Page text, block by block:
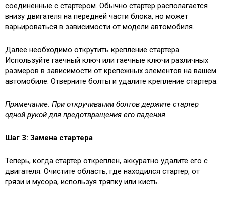
соединенные с стартером. Обычно стартер располагается
внизу двигателя на передней части блока, но может
варьироваться в зависимости от модели автомобиля.
Далее необходимо открутить крепление стартера.
Используйте гаечный ключ или гаечные ключи различных
размеров в зависимости от крепежных элементов на вашем
автомобиле. Отверните болты и удалите крепление стартера.
Примечание: При откручивании болтов держите стартер
одной рукой для предотвращения его падения.
Шаг 3: Замена стартера
Теперь, когда стартер откреплен, аккуратно удалите его с
двигателя. Очистите область, где находился стартер, от
грязи и мусора, используя тряпку или кисть.